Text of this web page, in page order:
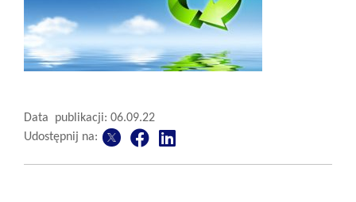
Data publikacji: 06.09.22
Udostępnij na: